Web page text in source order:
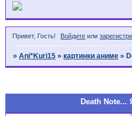
Привет, Гость! Войдите или
»Ani*Kuri15 »картинки аниме »
Death Note...